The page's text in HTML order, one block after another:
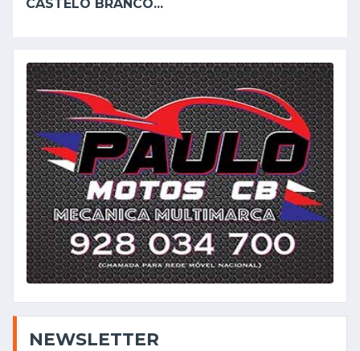
CASTELO BRANCO...
NEWSLETTER